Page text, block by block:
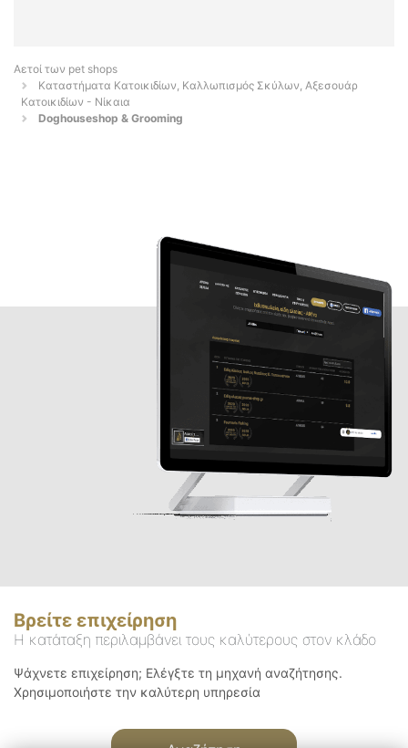
Αετοί των pet shops
Καταστήματα Κατοικιδίων, Καλλωπισμός Σκύλων, Αξεσουάρ
Κατοικιδίων - Νίκαια
Doghouseshop & Grooming
Βρείτε επιχείρηση
Η κατάταξη περιλαμβάνει τους καλύτερους στον κλάδο
Ψάχνετε επιχείρηση; Ελέγξτε τη μηχανή αναζήτησης.
Χρησιμοποιήστε την καλύτερη υπηρεσία